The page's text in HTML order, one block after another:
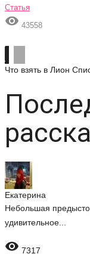
Статья
 43558
Что взять в Лион
Екатерина
Небольшая
удивительное...
 7317